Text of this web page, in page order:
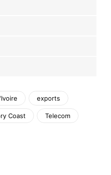
exports
Coast Telecom